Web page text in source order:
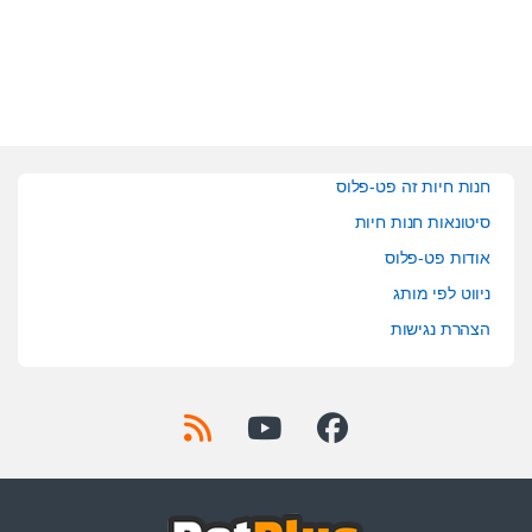
חנות חיות זה פט-פלוס
סיטונאות חנות חיות
אודות פט-פלוס
ניווט לפי מותג
הצהרת נגישות